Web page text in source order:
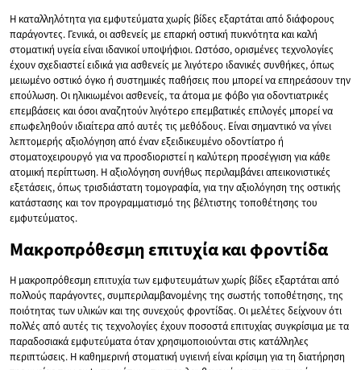
Η καταλληλότητα για εμφυτεύματα χωρίς βίδες εξαρτάται από διάφορους
παράγοντες. Γενικά, οι ασθενείς με επαρκή οστική πυκνότητα και καλή
στοματική υγεία είναι ιδανικοί υποψήφιοι. Ωστόσο, ορισμένες τεχνολογίες
έχουν σχεδιαστεί ειδικά για ασθενείς με λιγότερο ιδανικές συνθήκες, όπως
μειωμένο οστικό όγκο ή συστημικές παθήσεις που μπορεί να επηρεάσουν την
επούλωση. Οι ηλικιωμένοι ασθενείς, τα άτομα με φόβο για οδοντιατρικές
επεμβάσεις και όσοι αναζητούν λιγότερο επεμβατικές επιλογές μπορεί να
επωφεληθούν ιδιαίτερα από αυτές τις μεθόδους. Είναι σημαντικό να γίνει
λεπτομερής αξιολόγηση από έναν εξειδικευμένο οδοντίατρο ή
στοματοχειρουργό για να προσδιοριστεί η καλύτερη προσέγγιση για κάθε
ατομική περίπτωση. Η αξιολόγηση συνήθως περιλαμβάνει απεικονιστικές
εξετάσεις, όπως τρισδιάστατη τομογραφία, για την αξιολόγηση της οστικής
κατάστασης και τον προγραμματισμό της βέλτιστης τοποθέτησης του
εμφυτεύματος.
Μακροπρόθεσμη επιτυχία και φροντίδα
Η μακροπρόθεσμη επιτυχία των εμφυτευμάτων χωρίς βίδες εξαρτάται από
πολλούς παράγοντες, συμπεριλαμβανομένης της σωστής τοποθέτησης, της
ποιότητας των υλικών και της συνεχούς φροντίδας. Οι μελέτες δείχνουν ότι
πολλές από αυτές τις τεχνολογίες έχουν ποσοστά επιτυχίας συγκρίσιμα με τα
παραδοσιακά εμφυτεύματα όταν χρησιμοποιούνται στις κατάλληλες
περιπτώσεις. Η καθημερινή στοματική υγιεινή είναι κρίσιμη για τη διατήρηση